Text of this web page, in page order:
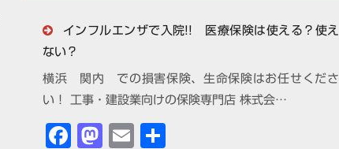
インフルエンザで入院!! 医療保険は使える？使え
ない？
横浜 関内 での損害保険、生命保険はお任せくださ
い！ 工事・建設業向けの保険専門店 株式会…
Facebook
Mastodon
Email